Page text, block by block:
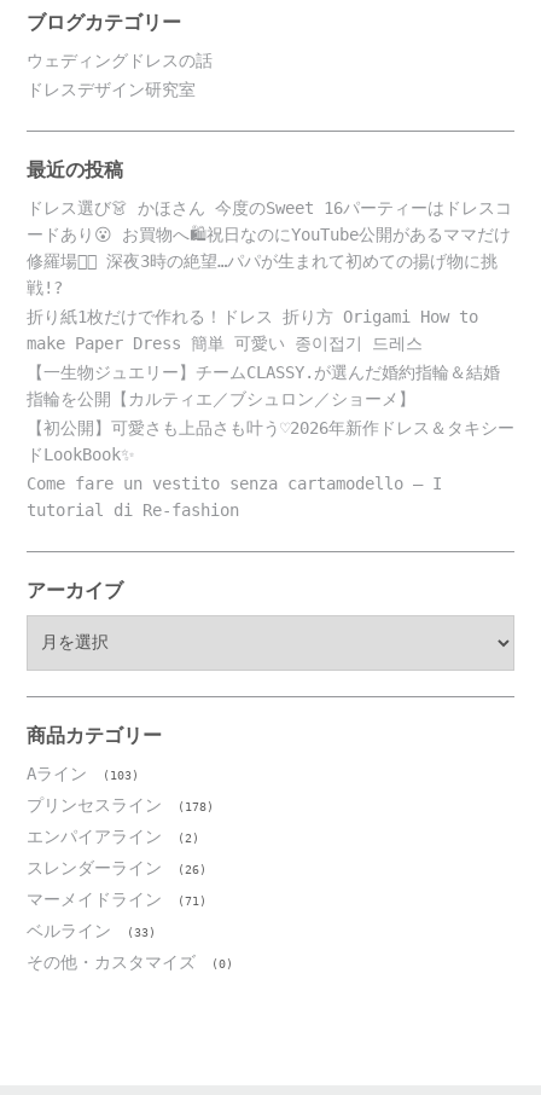
ブログカテゴリー
ウェディングドレスの話
ドレスデザイン研究室
最近の投稿
ドレス選び👗 かほさん 今度のSweet 16パーティーはドレスコ
ードあり😮 お買物へ🛍️祝日なのにYouTube公開があるママだけ
修羅場😵‍💫 深夜3時の絶望…パパが生まれて初めての揚げ物に挑
戦!?
折り紙1枚だけで作れる！ドレス 折り方 Origami How to
make Paper Dress 簡単 可愛い 종이접기 드레스
【一生物ジュエリー】チームCLASSY.が選んだ婚約指輪＆結婚
指輪を公開【カルティエ／ブシュロン／ショーメ】
【初公開】可愛さも上品さも叶う♡2026年新作ドレス＆タキシー
ドLookBook✨
Come fare un vestito senza cartamodello – I
tutorial di Re-fashion
アーカイブ
ブ
商品カテゴリー
Aライン (103)
プリンセスライン (178)
エンパイアライン (2)
スレンダーライン (26)
マーメイドライン (71)
ベルライン (33)
その他・カスタマイズ (0)